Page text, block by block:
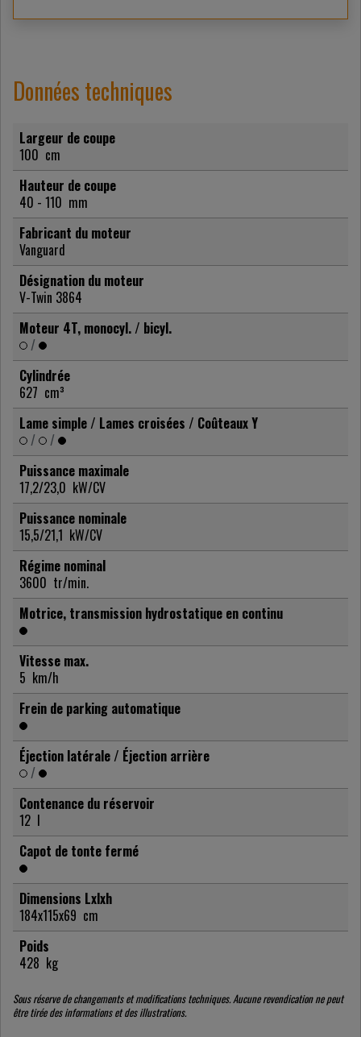
Données techniques
Largeur de coupe
100 cm
Hauteur de coupe
40 - 110 mm
Fabricant du moteur
Vanguard
Désignation du moteur
V-Twin 3864
Moteur 4T, monocyl. / bicyl.
/
Cylindrée
627 cm³
Lame simple / Lames croisées / Coûteaux Y
/
/
Puissance maximale
17,2/23,0 kW/CV
Puissance nominale
15,5/21,1 kW/CV
Régime nominal
3600 tr/min.
Motrice, transmission hydrostatique en continu
Vitesse max.
5 km/h
Frein de parking automatique
Éjection latérale / Éjection arrière
/
Contenance du réservoir
12 l
Capot de tonte fermé
Dimensions Lxlxh
184x115x69 cm
Poids
428 kg
Sous réserve de changements et modifications techniques. Aucune revendication ne peut
être tirée des informations et des illustrations.